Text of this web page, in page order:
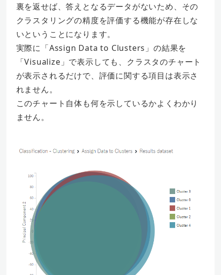
裏を返せば、答えとなるデータがないため、その
クラスタリングの精度を評価する機能が存在しな
いということになります。
実際に「Assign Data to Clusters」の結果を
「Visualize」で表示しても、クラスタのチャート
が表示されるだけで、評価に関する項目は表示さ
れません。
このチャート自体も何を示しているかよくわかり
ません。